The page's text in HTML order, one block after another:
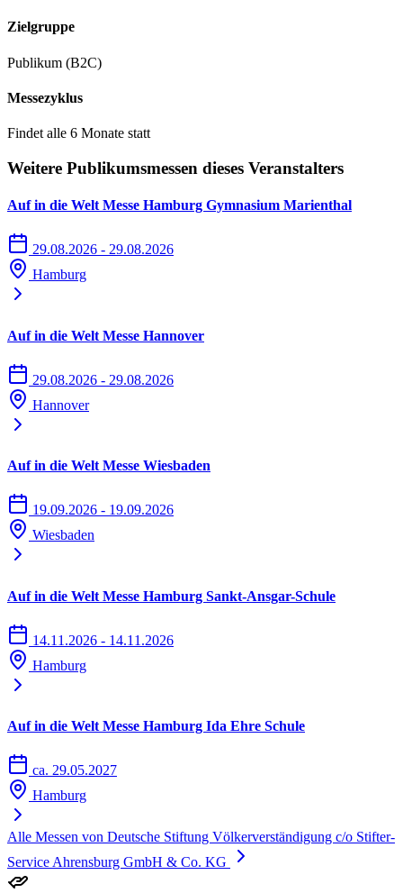
Zielgruppe
Publikum (B2C)
Messezyklus
Findet alle 6 Monate statt
Weitere Publikumsmessen dieses Veranstalters
Auf in die Welt Messe Hamburg Gymnasium Marienthal
29.08.2026 - 29.08.2026
Hamburg
Auf in die Welt Messe Hannover
29.08.2026 - 29.08.2026
Hannover
Auf in die Welt Messe Wiesbaden
19.09.2026 - 19.09.2026
Wiesbaden
Auf in die Welt Messe Hamburg Sankt-Ansgar-Schule
14.11.2026 - 14.11.2026
Hamburg
Auf in die Welt Messe Hamburg Ida Ehre Schule
ca. 29.05.2027
Hamburg
Alle Messen von Deutsche Stiftung Völkerverständigung c/o Stifter-
Service Ahrensburg GmbH & Co. KG